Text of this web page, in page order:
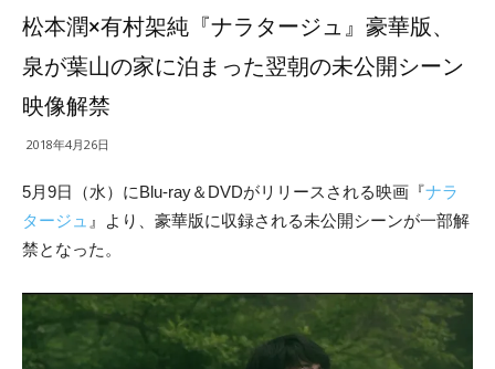
松本潤×有村架純『ナラタージュ』豪華版、
泉が葉山の家に泊まった翌朝の未公開シーン
映像解禁
2018年4月26日
5月9日（水）にBlu-ray＆DVDがリリースされる映画『ナラ
タージュ 』より、豪華版に収録される未公開シーンが一部解
禁となった。